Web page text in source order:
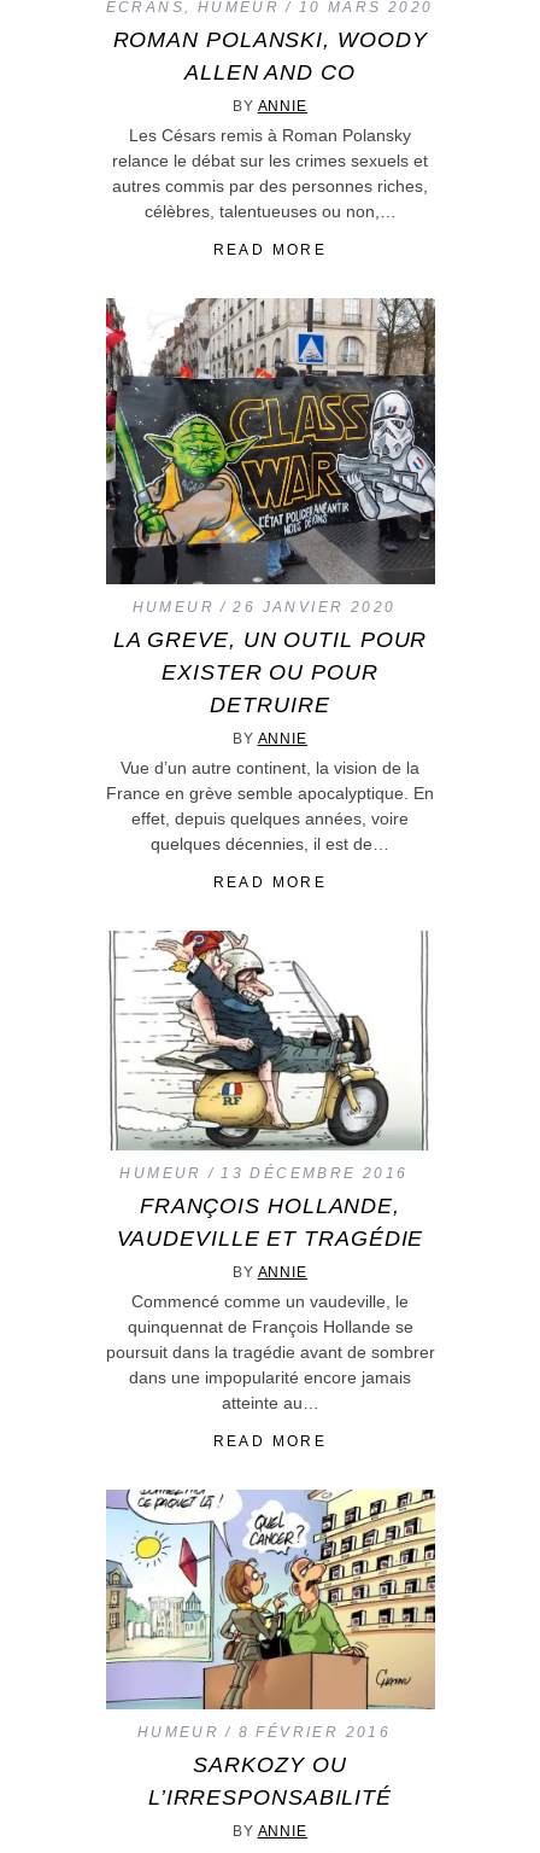
ECRANS HUMEUR 10 MARS 2020
ROMAN POLANSKI, WOODY
ALLEN AND CO
BY ANNIE
Les Césars remis à Roman Polansky
relance le débat sur les crimes sexuels et
autres commis par des personnes riches,
célèbres, talentueuses ou non,…
READ MORE
HUMEUR 26 JANVIER 2020
LA GREVE, UN OUTIL POUR
EXISTER OU POUR
DETRUIRE
BY ANNIE
Vue d’un autre continent, la vision de la
France en grève semble apocalyptique. En
effet, depuis quelques années, voire
quelques décennies, il est de…
READ MORE
HUMEUR 13 DÉCEMBRE 2016
FRANÇOIS HOLLANDE,
VAUDEVILLE ET TRAGÉDIE
BY ANNIE
Commencé comme un vaudeville, le
quinquennat de François Hollande se
poursuit dans la tragédie avant de sombrer
dans une impopularité encore jamais
atteinte au…
READ MORE
HUMEUR 8 FÉVRIER 2016
SARKOZY OU
L’IRRESPONSABILITÉ
BY ANNIE